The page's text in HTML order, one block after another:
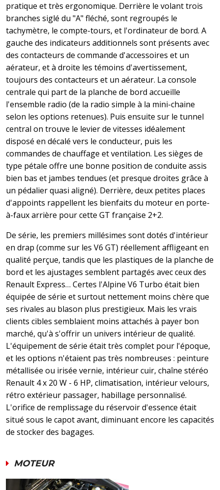
pratique et très ergonomique. Derrière le volant trois
branches siglé du "A" fléché, sont regroupés le
tachymètre, le compte-tours, et l'ordinateur de bord. A
gauche des indicateurs additionnels sont présents avec
des contacteurs de commande d'accessoires et un
aérateur, et à droite les témoins d'avertissement,
toujours des contacteurs et un aérateur. La console
centrale qui part de la planche de bord accueille
l'ensemble radio (de la radio simple à la mini-chaine
selon les options retenues). Puis ensuite sur le tunnel
central on trouve le levier de vitesses idéalement
disposé en décalé vers le conducteur, puis les
commandes de chauffage et ventilation. Les sièges de
type pétale offre une bonne position de conduite assis
bien bas et jambes tendues (et presque droites grâce à
un pédalier quasi aligné). Derrière, deux petites places
d'appoints rappellent les bienfaits du moteur en porte-
à-faux arrière pour cette GT française 2+2.
De série, les premiers millésimes sont dotés d'intérieur
en drap (comme sur les V6 GT) réellement affligeant en
qualité perçue, tandis que les plastiques de la planche de
bord et les ajustages semblent partagés avec ceux des
Renault Express… Certes l'Alpine V6 Turbo était bien
équipée de série et surtout nettement moins chère que
ses rivales au blason plus prestigieux. Mais les vrais
clients cibles semblaient moins attachés à payer bon
marché, qu'à s'offrir un univers intérieur de qualité.
L'équipement de série était très complet pour l'époque,
et les options n'étaient pas très nombreuses : peinture
métallisée ou irisée vernie, intérieur cuir, chaîne stéréo
Renault 4 x 20 W - 6 HP, climatisation, intérieur velours,
rétro extérieur passager, habillage personnalisé.
L'orifice de remplissage du réservoir d'essence était
situé sous le capot avant, diminuant encore les capacités
de stocker des bagages.
MOTEUR